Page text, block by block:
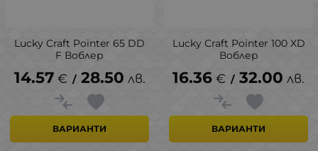
Lucky Craft Pointer 65 DD
F Воблер
14.57 € / 28.50 лв.
ВАРИАНТИ
Lucky Craft Pointer 100 XD
Воблер
16.36 € / 32.00 лв.
ВАРИАНТИ